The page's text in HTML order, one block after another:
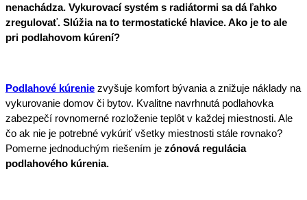
nenachádza. Vykurovací systém s radiátormi sa dá ľahko
zregulovať. Slúžia na to termostatické hlavice. Ako je to ale
pri podlahovom kúrení?
Podlahové kúrenie zvyšuje komfort bývania a znižuje náklady na
vykurovanie domov či bytov. Kvalitne navrhnutá podlahovka
zabezpečí rovnomerné rozloženie teplôt v každej miestnosti. Ale
čo ak nie je potrebné vykúriť všetky miestnosti stále rovnako?
Pomerne jednoduchým riešením je zónová regulácia
podlahového kúrenia.